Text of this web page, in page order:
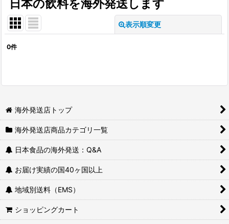
日本の飲料を海外発送します
表示順変更
0件
海外発送店トップ
海外発送店商品カテゴリ一覧
日本食品の海外発送：Q&A
お届け実績の国40ヶ国以上
地域別送料（EMS）
ショッピングカート